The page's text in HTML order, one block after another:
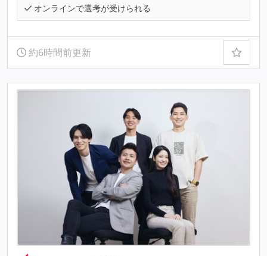
オンラインで選考が受けられる
約6時間前更新